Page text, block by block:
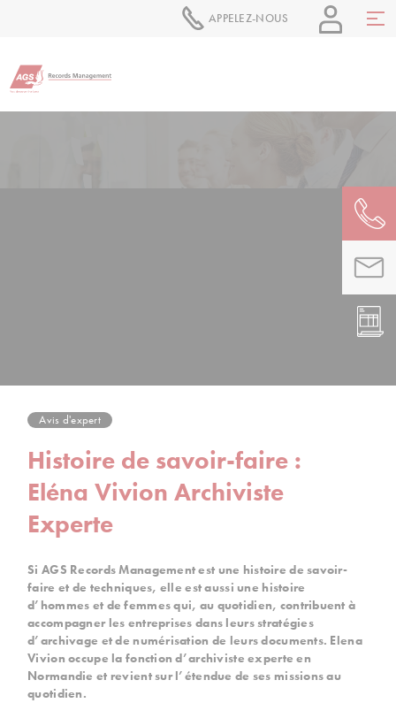
APPELEZ-NOUS
Avis d'expert
Histoire de savoir-faire :
Eléna Vivion Archiviste
Experte
Si AGS Records Management est une histoire de savoir-
faire et de techniques, elle est aussi une histoire
d’hommes et de femmes qui, au quotidien, contribuent à
accompagner les entreprises dans leurs stratégies
d’archivage et de numérisation de leurs documents. Elena
Vivion occupe la fonction d’archiviste experte en
Normandie et revient sur l’étendue de ses missions au
quotidien.